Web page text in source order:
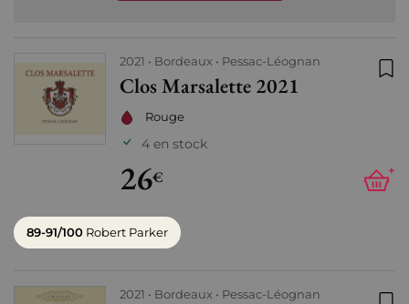
2021 Bordeaux Pessac-Léognan
Clos Marsalette 2021
Rouge
4 en stock
26€ +
89-91/100 Robert Parker
2021 Bordeaux Pessac-Léognan